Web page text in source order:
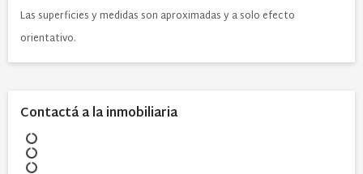
Las superficies y medidas son aproximadas y a solo efecto
orientativo.
Contactá a la inmobiliaria